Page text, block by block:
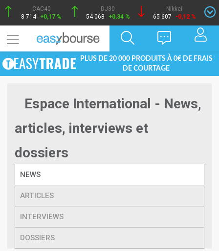
CAC40
8 714 +0,17 %
DJ30
54 068
+0,34 %
Nikkei
65 607
-0,12 %
PLUS DE 20 000 PRODUITS À 0€ DE FRAIS
DE COURTAGE
Espace International - News,
articles, interviews et
dossiers
NEWS
ARTICLES
INTERVIEWS
DOSSIERS